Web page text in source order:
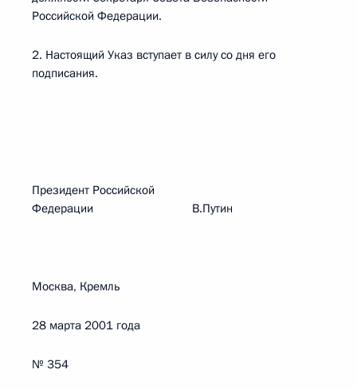
Российской Федерации.
2. Настоящий Указ вступает в силу со дня его
подписания.
Президент Российской
Федерации В.Путин
Москва, Кремль
28 марта 2001 года
№ 354